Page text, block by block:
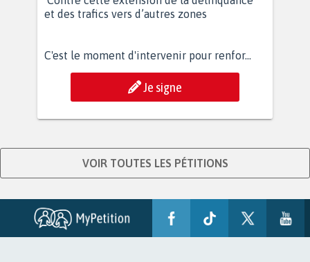
et des trafics vers d’autres zones
C'est le moment d'intervenir pour renfor...
Je signe
VOIR TOUTES LES PÉTITIONS